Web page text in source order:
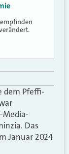
dem Pfeffi-
Media-
Das
Januar 2024